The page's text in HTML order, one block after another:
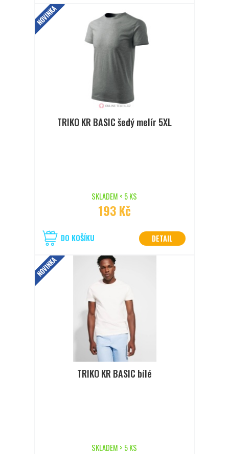
TRIKO KR BASIC šedý melír 5XL
SKLADEM < 5 KS
193 Kč
DETAIL
NOVINKA
DO KOŠÍKU
TRIKO KR BASIC bílé
SKLADEM > 5 KS
NOVINKA